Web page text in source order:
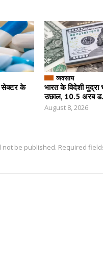
सेक्टर के
व्यवसाय
भारत के विदेशी मुद्रा
उछाल, 10.5 अरब
August 8, 2026
not be published. Required